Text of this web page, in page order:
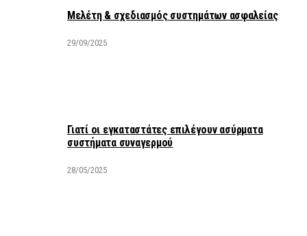
Μελέτη & σχεδιασμός συστημάτων ασφαλείας
29/09/2025
Γιατί οι εγκαταστάτες επιλέγουν ασύρματα
συστήματα συναγερμού
28/05/2025